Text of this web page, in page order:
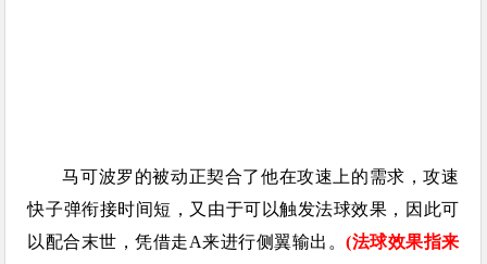
马可波罗的被动正契合了他在攻速上的需求，攻速
快子弹衔接时间短，又由于可以触发法球效果，因此可
以配合末世，凭借走A来进行侧翼输出。(法球效果指来